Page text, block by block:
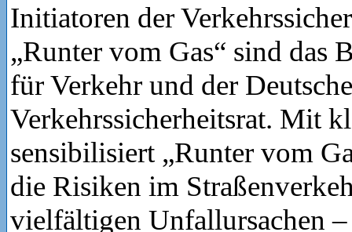
Initiatoren der
„Runter vom Gas“ sind das
für Verkehr und der Deutsche
Verkehrssicherheitsrat. Mit
sensibilisiert „Runter vom
die Risiken im
vielfältigen Unfallursachen